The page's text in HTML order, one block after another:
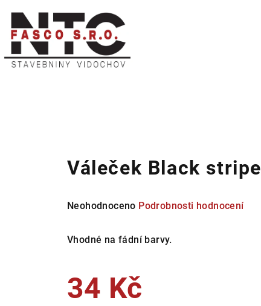
Váleček Black stripe
Průměrné
produktu
z
5
Neohodnoceno Podrobnosti hodnocení
Vhodné na fádní barvy.
34 Kč